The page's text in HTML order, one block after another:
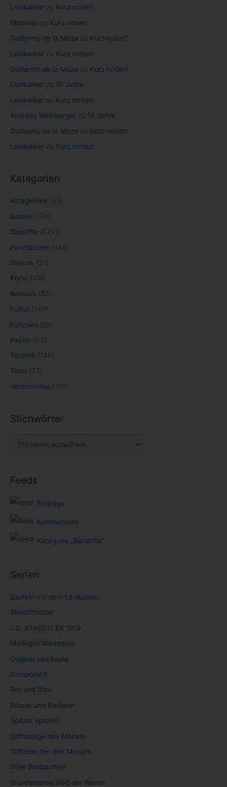
h
:
Lexikaliker zu Kurz notiert
Matthias zu Kurz notiert
Guillermo de la Maza zu Kurz notiert
Lexikaliker zu Kurz notiert
Guillermo de la Maza zu Kurz notiert
Lexikaliker zu 19 Jahre
Lexikaliker zu Kurz notiert
Andreas Weinberger zu 19 Jahre
Guillermo de la Maza zu Kurz notiert
Lexikaliker zu Kurz notiert
Kategorien
Alltägliches (35)
Basteln (34)
Bleistifte (1.191)
Fundsachen (148)
Interna (57)
Kisho (118)
Konsum (52)
Kultur (147)
Kurioses (55)
Papier (63)
Technik (146)
Tinte (73)
Vermischtes (119)
Stichwörter
Feeds
Beiträge
Kommentare
Kategorie „Bleistifte“
Serien
Basteln mit dem Lexikaliker
Bleistifthölzer
J.S. STAEDTLER 1919
Markiges Marketing
Original und Kopie
Ramponiert
Rot und Blau
Rüssel und Radierer
Spitzer spitzen
Stiftablage des Monats
Stiftebecher des Monats
Stille Beobachter
Wundersame Welt der Waren